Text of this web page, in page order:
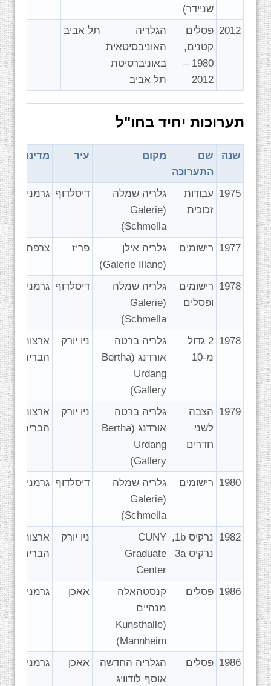
שניידר)
2012 פסלים
קטנים,
1980 –
2012
הגלריה
האוניבסיטאית
באוניברסיטת
תל אביב
תל אביב
תערוכות יחיד בחו"ל
שנה
שם
התערוכה
מקום עיר מדינה
1975 עבודות
זכוכית
גלריה שמלה
(Galerie
Schmella)
דיסלדוף גרמניה
1977 רישומים
גלריה אילן
(Galerie Illane)
פריז צרפת
1978 רישומים
ופסלים
גלריה שמלה
(Galerie
Schmella)
דיסלדוף גרמניה
1978
2 גדול
מ-10
גלריה ברטה
אורדנג (Bertha
Urdang
Gallery)
ניו יורק
ארצות
הברית
1979 הצבה
לשני
חדרים
גלריה ברטה
אורדנג (Bertha
Urdang
Gallery)
ניו יורק
ארצות
הברית
1980 רישומים
גלריה שמלה
(Galerie
Schmella)
דיסלדוף גרמניה
1982
נרקיס 1b,
נרקיס 3a
‏CUNY
Graduate
Center
ניו יורק
ארצות
הברית
1986 פסלים
קנסטהאלה
מנהיים
(Kunsthalle
Mannheim)
אאכן גרמניה
1986 פסלים
הגלריה החדשה
אוסף לודוויג
אאכן גרמניה